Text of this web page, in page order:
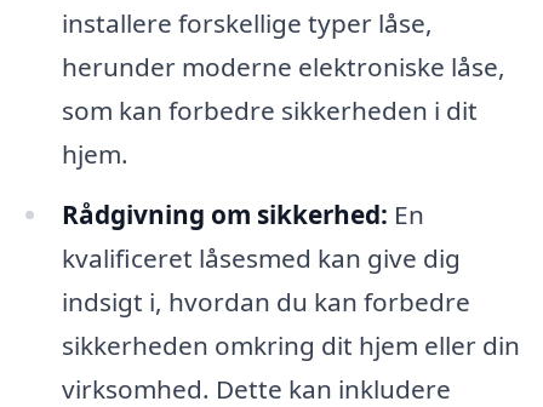
installere forskellige typer låse,
herunder moderne elektroniske låse,
som kan forbedre sikkerheden i dit
hjem.
Rådgivning om sikkerhed: En
kvalificeret låsesmed kan give dig
indsigt i, hvordan du kan forbedre
sikkerheden omkring dit hjem eller din
virksomhed. Dette kan inkludere